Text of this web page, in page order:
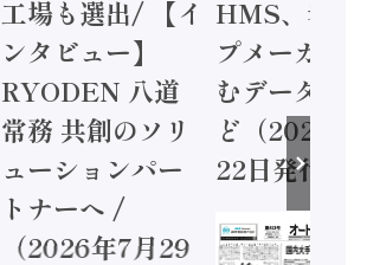
工場も選出/ 【イ
ンタビュー】
RYODEN 八道
常務 共創のソリ
ューションパー
トナーへ /
（2026年7月29
HMS、老舗
プメーカー
むデータ活
ど（2026年
22日発行）